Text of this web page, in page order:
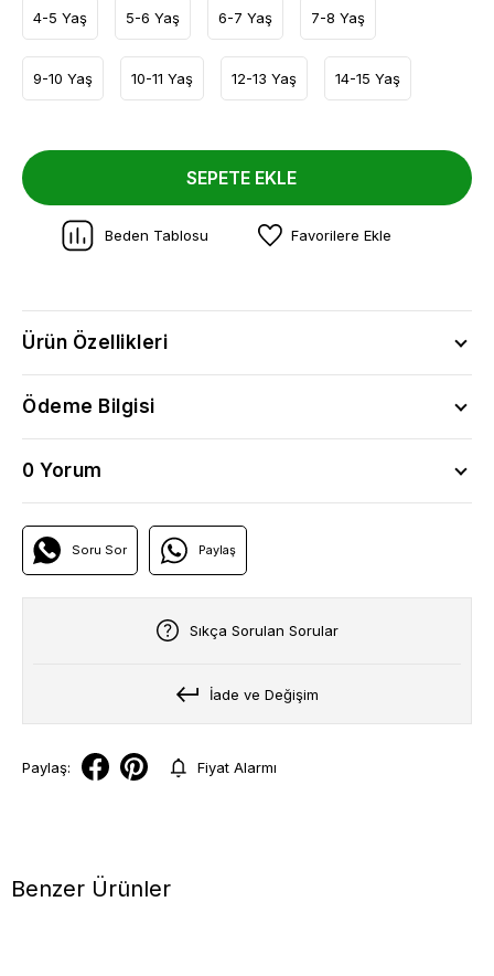
4-5 Yaş 5-6 Yaş 6-7 Yaş 7-8 Yaş
9-10 Yaş 10-11 Yaş 12-13 Yaş 14-15 Yaş
SEPETE EKLE
Beden Tablosu Favorilere Ekle
Ürün Özellikleri
Ödeme Bilgisi
0 Yorum
Soru Sor Paylaş
Sıkça Sorulan Sorular
İade ve Değişim
Paylaş: Fiyat Alarmı
Benzer Ürünler